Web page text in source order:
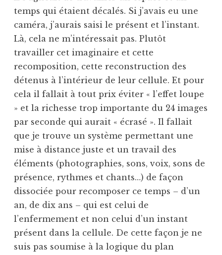
temps qui étaient décalés. Si j’avais eu une
caméra, j’aurais saisi le présent et l’instant.
Là, cela ne m’intéressait pas. Plutôt
travailler cet imaginaire et cette
recomposition, cette reconstruction des
détenus à l’intérieur de leur cellule. Et pour
cela il fallait à tout prix éviter « l’effet loupe
» et la richesse trop importante du 24 images
par seconde qui aurait « écrasé ». Il fallait
que je trouve un système permettant une
mise à distance juste et un travail des
éléments (photographies, sons, voix, sons de
présence, rythmes et chants…) de façon
dissociée pour recomposer ce temps – d’un
an, de dix ans – qui est celui de
l’enfermement et non celui d’un instant
présent dans la cellule. De cette façon je ne
suis pas soumise à la logique du plan